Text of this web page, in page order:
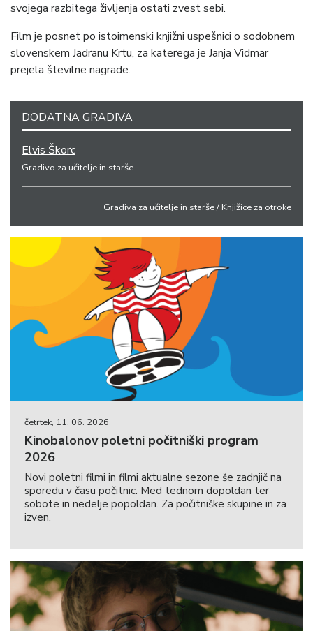
svojega razbitega življenja ostati zvest sebi.
Film je posnet po istoimenski knjižni uspešnici o sodobnem
slovenskem Jadranu Krtu, za katerega je Janja Vidmar
prejela številne nagrade.
DODATNA GRADIVA
Elvis Škorc
Gradivo za učitelje in starše
Gradiva za učitelje in starše/ Knjižice za otroke
četrtek, 11. 06. 2026
Kinobalonov poletni počitniški program
2026
Novi poletni filmi in filmi aktualne sezone še zadnjič na
sporedu v času počitnic. Med tednom dopoldan ter
sobote in nedelje popoldan. Za počitniške skupine in za
izven.